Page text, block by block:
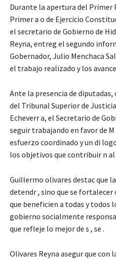
Durante la apertura del Primer
Primer a o de Ejercicio
el secretario de Gobierno de
Reyna, entreg el segundo
Gobernador, Julio Menchaca
el trabajo realizado y los
Ante la presencia de
del Tribunal Superior de
Echeverr a, el Secretario de
seguir trabajando en favor de
esfuerzo coordinado y un di
los objetivos que contribuir n
Guillermo olivares destac que
detendr , sino que se
que beneficien a todas y todos
gobierno socialmente
que refleje lo mejor de s , se .
Olivares Reyna asegur que con